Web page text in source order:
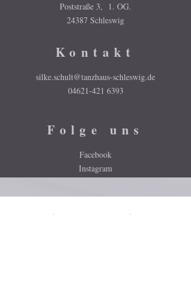
Poststraße 3, 1. OG.
24387 Schleswig
Kontakt
silke.schult@tanzhaus-schleswig.de
04621-421 6393
Folge uns
Facebook
Instagram
Gefördert durch die Beauftragte